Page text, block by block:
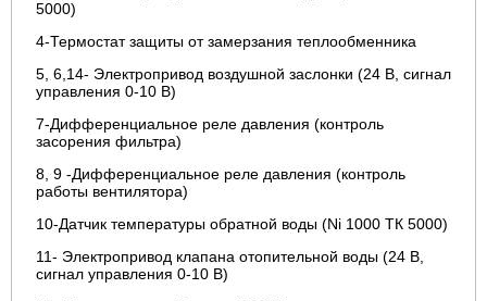
5000)
4-Термостат защиты от замерзания теплообменника
5, 6,14- Электропривод воздушной заслонки (24 В, сигнал
управления 0-10 В)
7-Дифференциальное реле давления (контроль
засорения фильтра)
8, 9 -Дифференциальное реле давления (контроль
работы вентилятора)
10-Датчик температуры обратной воды (Ni 1000 ТК 5000)
11- Электропривод клапана отопительной воды (24 В,
сигнал управления 0-10 В)